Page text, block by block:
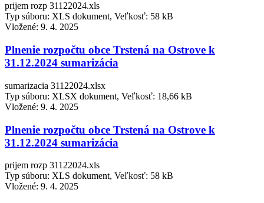
prijem rozp 31122024.xls
Typ súboru: XLS dokument, Veľkosť: 58 kB
Vložené: 9. 4. 2025
Plnenie rozpočtu obce Trstená na Ostrove k
31.12.2024 sumarizácia
sumarizacia 31122024.xlsx
Typ súboru: XLSX dokument, Veľkosť: 18,66 kB
Vložené: 9. 4. 2025
Plnenie rozpočtu obce Trstená na Ostrove k
31.12.2024 sumarizácia
prijem rozp 31122024.xls
Typ súboru: XLS dokument, Veľkosť: 58 kB
Vložené: 9. 4. 2025